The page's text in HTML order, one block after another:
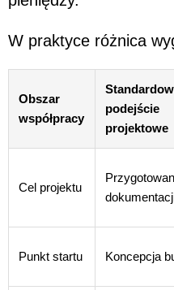
W praktyce różnica
Obszar
współpracy
podejście
projektowe
Cel projektu
Punkt startu Koncepcja